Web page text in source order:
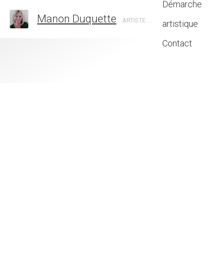
Manon Duquette ARTISTE EN ART ABSTRAIT, CANADA
Démarche
artistique
Contact